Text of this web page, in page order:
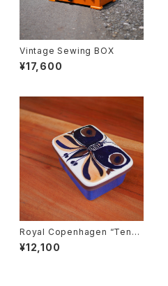
Vintage Sewing BOX
¥17,600
Royal Copenhagen “Tener
a” Butter Case
¥12,100